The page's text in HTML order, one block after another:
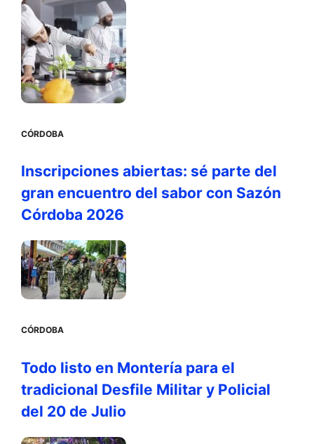
CÓRDOBA
Inscripciones abiertas: sé parte del
gran encuentro del sabor con Sazón
Córdoba 2026
CÓRDOBA
Todo listo en Montería para el
tradicional Desfile Militar y Policial
del 20 de Julio